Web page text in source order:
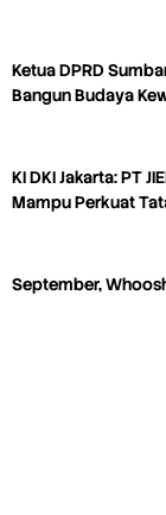
Ketua DPRD
Bangun Budaya
KI DKI Jakarta: PT
Mampu Perkuat
September,